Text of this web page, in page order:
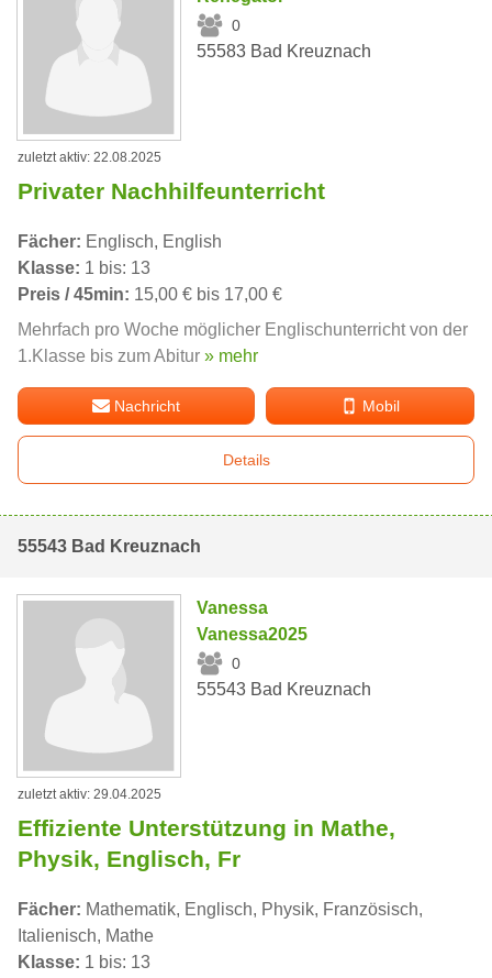
0
55583 Bad Kreuznach
zuletzt aktiv: 22.08.2025
Privater Nachhilfeunterricht
Fächer: Englisch, English
Klasse: 1 bis: 13
Preis / 45min: 15,00 € bis 17,00 €
Mehrfach pro Woche möglicher Englischunterricht von der
1.Klasse bis zum Abitur » mehr
Nachricht Mobil
Details
55543 Bad Kreuznach
Vanessa
Vanessa2025
0
55543 Bad Kreuznach
zuletzt aktiv: 29.04.2025
Effiziente Unterstützung in Mathe,
Physik, Englisch, Fr
Fächer: Mathematik, Englisch, Physik, Französisch,
Italienisch, Mathe
Klasse: 1 bis: 13